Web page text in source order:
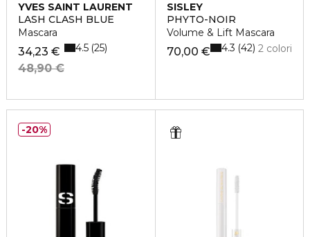
YVES SAINT LAURENT
LASH CLASH BLUE
Mascara
34,23 €
48,90 €
4.5 25
SISLEY
PHYTO-NOIR
Volume & Lift Mascara
70,00 € 2 colori
4.3 42
20%